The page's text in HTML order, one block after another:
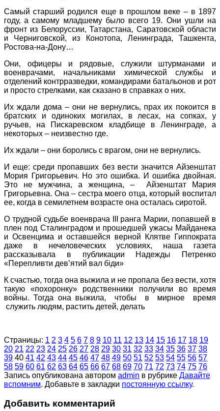
Самый старший родился еще в прошлом веке – в 1897
году, а самому младшему было всего 19. Они ушли на
фронт из Белоруссии, Татарстана, Саратовской области
и Черниговской, из Конотопа, Ленинграда, Ташкента,
Ростова-на-Дону…
Они, офицеры и рядовые, служили штурманами и
военврачами, начальниками химической службы и
отделений контрразведки, командирами батальонов и рот
и просто стрелками, как сказано в справках о них.
Их ждали дома – они не вернулись, прах их покоится в
братских и одиноких могилах, в лесах, на сопках, у
ручьев, на Пискаревском кладбище в Ленинграде, а
некоторых – неизвестно где.
Их ждали – они боролись с врагом, они не вернулись.
И еще: среди пропавших без вести значится Айзенштат
Мория Григорьевич. Но это ошибка. И ошибка двойная.
Это не мужчина, а женщина, – Айзенштат Мария
Григорьевна. Она – сестра моего отца, который воспитал
ее, когда в семилетнем возрасте она осталась сиротой.
О трудной судьбе военврача III ранга Марии, попавшей в
плен под Сталинградом и прошедшей ужасы Майданека
и Освенцима и оставшейся верной Клятве Гиппократа
даже в нечеловеческих условиях, наша газета
рассказывала в публикации Надежды Петренко
«Перепливти дев’ятий вал біди»
К счастью, тогда она выжила и не пропала без вести, хотя
такую «похоронку» родственники получили во время
войны. Тогда она выжила, чтобы в мирное время
служить людям, растить детей, делать
Страницы: 1 2 3 4 5 6 7 8 9 10 11 12 13 14 15 16 17 18 19
20 21 22 23 24 25 26 27 28 29 30 31 32 33 34 35 36 37 38
39 40 41 42 43 44 45 46 47 48 49 50 51 52 53 54 55 56 57
58 59 60 61 62 63 64 65 66 67 68 69 70 71 72 73 74 75 76
Запись опубликована автором admin в рубрике Давайте
вспомним. Добавьте в закладки постоянную ссылку.
Добавить комментарий